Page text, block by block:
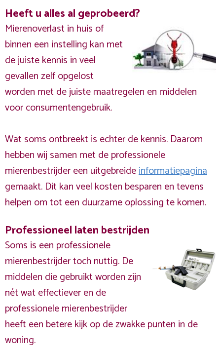
Heeft u alles al geprobeerd?
Mierenoverlast in huis of
binnen een instelling kan met
de juiste kennis in veel
gevallen zelf opgelost
worden met de juiste maatregelen en middelen
voor consumentengebruik.
Wat soms ontbreekt is echter de kennis. Daarom
hebben wij samen met de professionele
mierenbestrijder een uitgebreideinformatiepagina
gemaakt. Dit kan veel kosten besparen en tevens
helpen om tot een duurzame oplossing te komen.
Professioneel laten bestrijden
Soms is een professionele
mierenbestrijder toch nuttig. De
middelen die gebruikt worden zijn
nét wat effectiever en de
professionele mierenbestrijder
heeft een betere kijk op de zwakke punten in de
woning.